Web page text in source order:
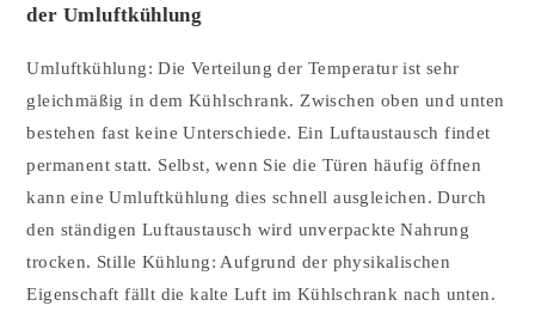
der Umluftkühlung
Umluftkühlung: Die Verteilung der Temperatur ist sehr
gleichmäßig in dem Kühlschrank. Zwischen oben und unten
bestehen fast keine Unterschiede. Ein Luftaustausch findet
permanent statt. Selbst, wenn Sie die Türen häufig öffnen
kann eine Umluftkühlung dies schnell ausgleichen. Durch
den ständigen Luftaustausch wird unverpackte Nahrung
trocken. Stille Kühlung: Aufgrund der physikalischen
Eigenschaft fällt die kalte Luft im Kühlschrank nach unten.